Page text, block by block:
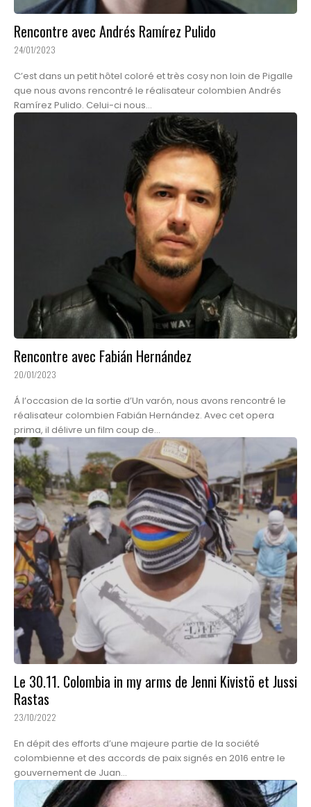
Rencontre avec Andrés Ramírez Pulido
24/01/2023
C’est dans un petit hôtel coloré et très cosy non loin de Pigalle
que nous avons rencontré le réalisateur colombien Andrés
Ramírez Pulido. Celui-ci nous...
Rencontre avec Fabián Hernández
20/01/2023
Á l’occasion de la sortie d’Un varón, nous avons rencontré le
réalisateur colombien Fabián Hernández. Avec cet opera
prima, il délivre un film coup de...
Le 30.11. Colombia in my arms de Jenni Kivistö et Jussi
Rastas
23/10/2022
En dépit des efforts d’une majeure partie de la société
colombienne et des accords de paix signés en 2016 entre le
gouvernement de Juan...